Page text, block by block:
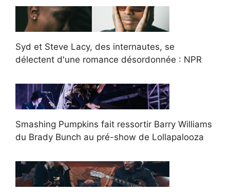
Syd et Steve Lacy, des internautes, se
délectent d'une romance désordonnée : NPR
Smashing Pumpkins fait ressortir Barry Williams
du Brady Bunch au pré-show de Lollapalooza